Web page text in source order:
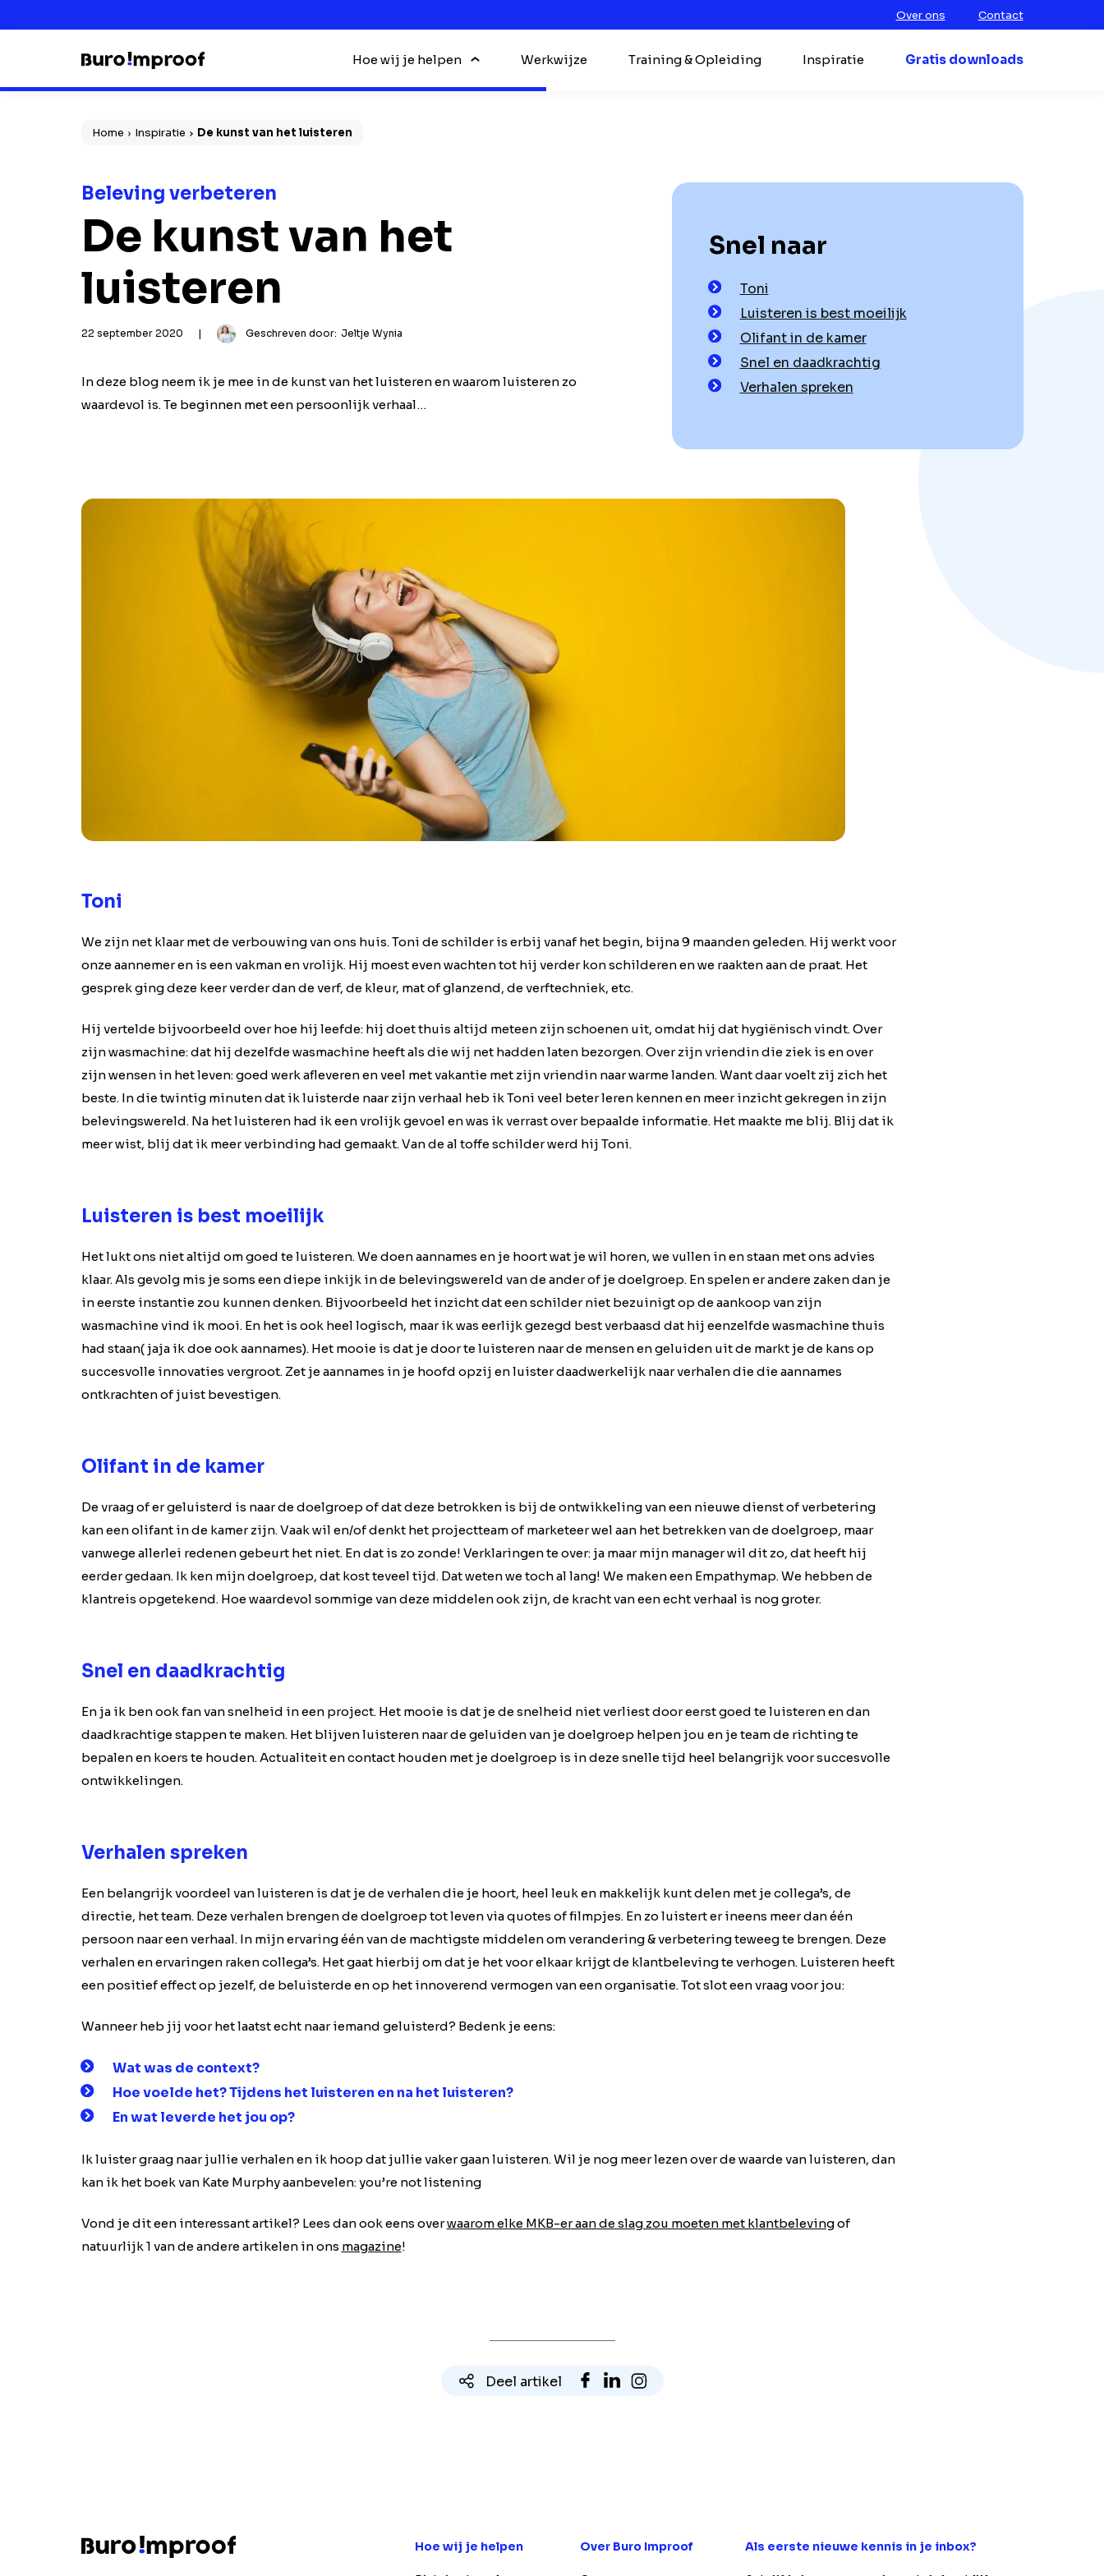
Over ons Contact
Hoe wij je helpen Werkwijze Training & Opleiding Inspiratie Gratis downloads
Home Inspiratie De kunst van het luisteren
Beleving verbeteren
De kunst van het
luisteren
22 september 2020 | Geschreven door: Jeltje Wynia
In deze blog neem ik je mee in de kunst van het luisteren en waarom luisteren zo
waardevol is. Te beginnen met een persoonlijk verhaal…
Snel naar
Toni
Luisteren is best moeilijk
Olifant in de kamer
Snel en daadkrachtig
Verhalen spreken
Toni
We zijn net klaar met de verbouwing van ons huis. Toni de schilder is erbij vanaf het begin, bijna 9 maanden geleden. Hij werkt voor
onze aannemer en is een vakman en vrolijk. Hij moest even wachten tot hij verder kon schilderen en we raakten aan de praat. Het
gesprek ging deze keer verder dan de verf, de kleur, mat of glanzend, de verftechniek, etc.
Hij vertelde bijvoorbeeld over hoe hij leefde: hij doet thuis altijd meteen zijn schoenen uit, omdat hij dat hygiënisch vindt. Over
zijn wasmachine: dat hij dezelfde wasmachine heeft als die wij net hadden laten bezorgen. Over zijn vriendin die ziek is en over
zijn wensen in het leven: goed werk afleveren en veel met vakantie met zijn vriendin naar warme landen. Want daar voelt zij zich het
beste. In die twintig minuten dat ik luisterde naar zijn verhaal heb ik Toni veel beter leren kennen en meer inzicht gekregen in zijn
belevingswereld. Na het luisteren had ik een vrolijk gevoel en was ik verrast over bepaalde informatie. Het maakte me blij. Blij dat ik
meer wist, blij dat ik meer verbinding had gemaakt. Van de al toffe schilder werd hij Toni.
Luisteren is best moeilijk
Het lukt ons niet altijd om goed te luisteren. We doen aannames en je hoort wat je wil horen, we vullen in en staan met ons advies
klaar. Als gevolg mis je soms een diepe inkijk in de belevingswereld van de ander of je doelgroep. En spelen er andere zaken dan je
in eerste instantie zou kunnen denken. Bijvoorbeeld het inzicht dat een schilder niet bezuinigt op de aankoop van zijn
wasmachine vind ik mooi. En het is ook heel logisch, maar ik was eerlijk gezegd best verbaasd dat hij eenzelfde wasmachine thuis
had staan( jaja ik doe ook aannames). Het mooie is dat je door te luisteren naar de mensen en geluiden uit de markt je de kans op
succesvolle innovaties vergroot. Zet je aannames in je hoofd opzij en luister daadwerkelijk naar verhalen die die aannames
ontkrachten of juist bevestigen.
Olifant in de kamer
De vraag of er geluisterd is naar de doelgroep of dat deze betrokken is bij de ontwikkeling van een nieuwe dienst of verbetering
kan een olifant in de kamer zijn. Vaak wil en/of denkt het projectteam of marketeer wel aan het betrekken van de doelgroep, maar
vanwege allerlei redenen gebeurt het niet. En dat is zo zonde! Verklaringen te over: ja maar mijn manager wil dit zo, dat heeft hij
eerder gedaan. Ik ken mijn doelgroep, dat kost teveel tijd. Dat weten we toch al lang! We maken een Empathymap. We hebben de
klantreis opgetekend. Hoe waardevol sommige van deze middelen ook zijn, de kracht van een echt verhaal is nog groter.
Snel en daadkrachtig
En ja ik ben ook fan van snelheid in een project. Het mooie is dat je de snelheid niet verliest door eerst goed te luisteren en dan
daadkrachtige stappen te maken. Het blijven luisteren naar de geluiden van je doelgroep helpen jou en je team de richting te
bepalen en koers te houden. Actualiteit en contact houden met je doelgroep is in deze snelle tijd heel belangrijk voor succesvolle
ontwikkelingen.
Verhalen spreken
Een belangrijk voordeel van luisteren is dat je de verhalen die je hoort, heel leuk en makkelijk kunt delen met je collega’s, de
directie, het team. Deze verhalen brengen de doelgroep tot leven via quotes of filmpjes. En zo luistert er ineens meer dan één
persoon naar een verhaal. In mijn ervaring één van de machtigste middelen om verandering & verbetering teweeg te brengen. Deze
verhalen en ervaringen raken collega’s. Het gaat hierbij om dat je het voor elkaar krijgt de klantbeleving te verhogen. Luisteren heeft
een positief effect op jezelf, de beluisterde en op het innoverend vermogen van een organisatie. Tot slot een vraag voor jou:
Wanneer heb jij voor het laatst echt naar iemand geluisterd? Bedenk je eens:
Wat was de context?
Hoe voelde het? Tijdens het luisteren en na het luisteren?
En wat leverde het jou op?
Ik luister graag naar jullie verhalen en ik hoop dat jullie vaker gaan luisteren. Wil je nog meer lezen over de waarde van luisteren, dan
kan ik het boek van Kate Murphy aanbevelen: you’re not listening
Vond je dit een interessant artikel? Lees dan ook eens overwaarom elke MKB-er aan de slag zou moeten met klantbelevingof
natuurlijk 1 van de andere artikelen in ons magazine!
Deel artikel
Hoe wij je helpen Over Buro Improof Als eerste nieuwe kennis in je inbox?